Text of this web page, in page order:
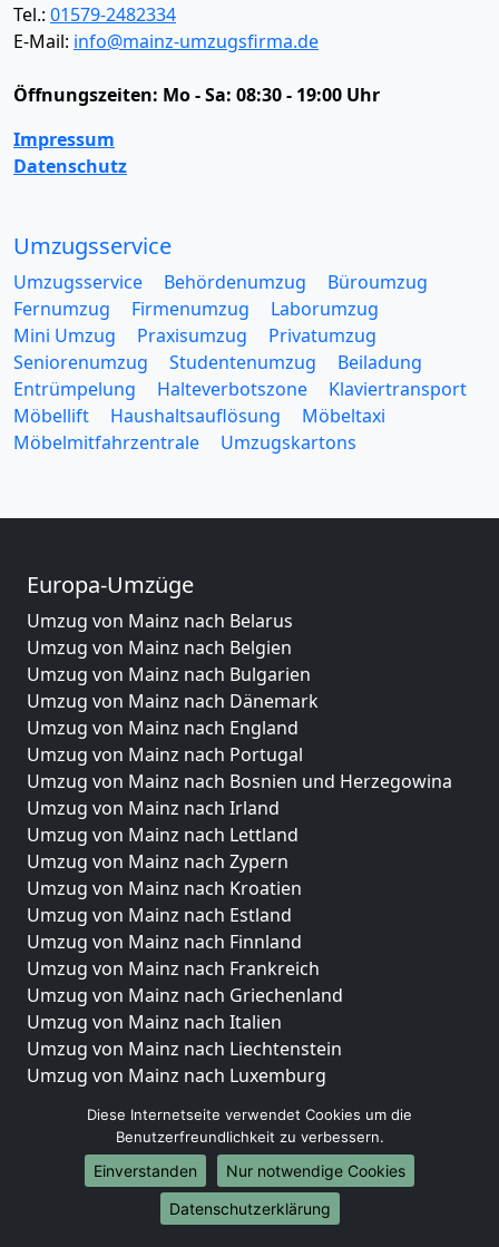
Tel.: 01579-2482334
E-Mail: info@mainz-umzugsfirma.de
Öffnungszeiten: Mo - Sa: 08:30 - 19:00 Uhr
Impressum
Datenschutz
Umzugsservice
Umzugsservice Behördenumzug
Büroumzug
Fernumzug
Firmenumzug
Laborumzug
Mini Umzug
Praxisumzug
Privatumzug
Seniorenumzug
Studentenumzug
Beiladung
Entrümpelung
Halteverbotszone
Klaviertransport
Möbellift
Haushaltsauflösung
Möbeltaxi
Möbelmitfahrzentrale
Umzugskartons
Europa-Umzüge
Umzug von Mainz nach Belarus
Umzug von Mainz nach Belgien
Umzug von Mainz nach Bulgarien
Umzug von Mainz nach Dänemark
Umzug von Mainz nach England
Umzug von Mainz nach Portugal
Umzug von Mainz nach Bosnien und Herzegowina
Umzug von Mainz nach Irland
Umzug von Mainz nach Lettland
Umzug von Mainz nach Zypern
Umzug von Mainz nach Kroatien
Umzug von Mainz nach Estland
Umzug von Mainz nach Finnland
Umzug von Mainz nach Frankreich
Umzug von Mainz nach Griechenland
Umzug von Mainz nach Italien
Umzug von Mainz nach Liechtenstein
Umzug von Mainz nach Luxemburg
Umzug von Mainz nach Norwegen
Umzüge-Deutschlandweit
Umzug von Mainz nach Berlin
Diese Internetseite verwendet Cookies um die
Benutzerfreundlichkeit zu verbessern.
Einverstanden
Nur notwendige Cookies
Datenschutzerklärung